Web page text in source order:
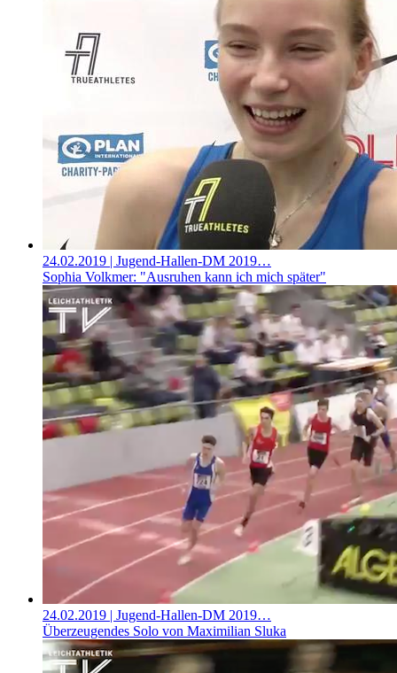
24.02.2019 | Jugend-Hallen-DM 2019…
Sophia Volkmer: "Ausruhen kann ich mich später"
24.02.2019 | Jugend-Hallen-DM 2019…
Überzeugendes Solo von Maximilian Sluka